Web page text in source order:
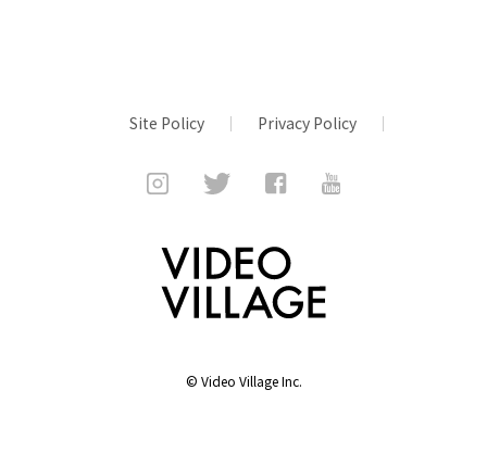
Site Policy Privacy Policy
© Video Village Inc.